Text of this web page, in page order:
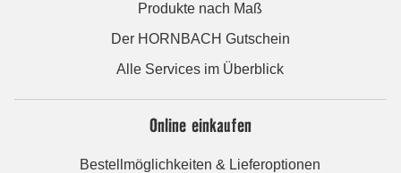
Produkte nach Maß
Der HORNBACH Gutschein
Alle Services im Überblick
Online einkaufen
Bestellmöglichkeiten & Lieferoptionen